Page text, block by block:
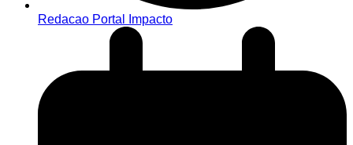
Redacao Portal Impacto